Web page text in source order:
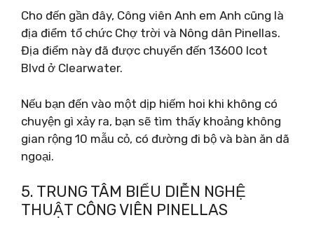
Cho đến gần đây, Công viên Anh em Anh cũng là
địa điểm tổ chức Chợ trời và Nông dân Pinellas.
Địa điểm này đã được chuyển đến 13600 Icot
Blvd ở Clearwater.
Nếu bạn đến vào một dịp hiếm hoi khi không có
chuyện gì xảy ra, bạn sẽ tìm thấy khoảng không
gian rộng 10 mẫu cỏ, có đường đi bộ và bàn ăn dã
ngoại.
5. TRUNG TÂM BIỂU DIỄN NGHỆ
THUẬT CÔNG VIÊN PINELLAS